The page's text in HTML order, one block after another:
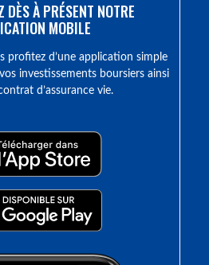
DÈS À PRÉSENT NOTRE
MOBILE
profitez d’une application simple
investissements boursiers ainsi
d’assurance vie.